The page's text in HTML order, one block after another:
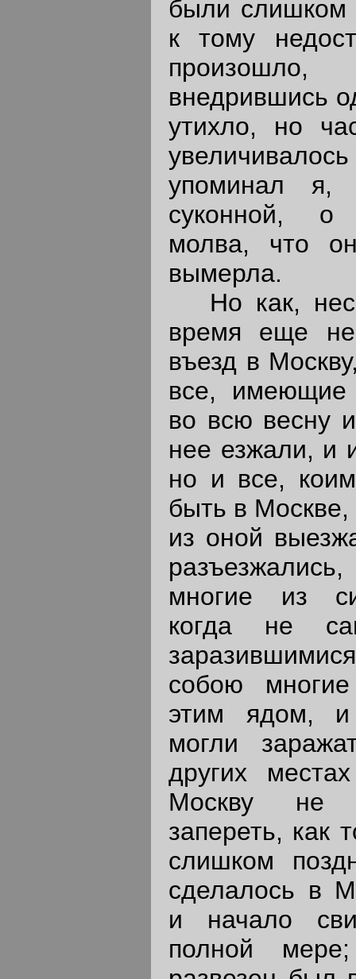
были
к тому
внедрившись
утихло, но
упоминал я,
суконной, о
молва, что
вымерла.
Но как,
время еще
въезд в
все, имеющие
во всю весну
нее езжали, и
но и все,
быть в Москве,
из оной
многие из
когда не
собою
этим ядом, и
могли
других
Москву не
запереть, как
слишком
сделалось в
и начало
полной